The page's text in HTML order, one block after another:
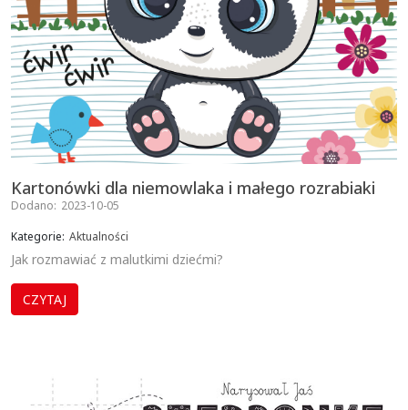
Kartonówki dla niemowlaka i małego rozrabiaki
Dodano: 2023-10-05
Kategorie: Aktualności
Jak rozmawiać z malutkimi dziećmi?
CZYTAJ